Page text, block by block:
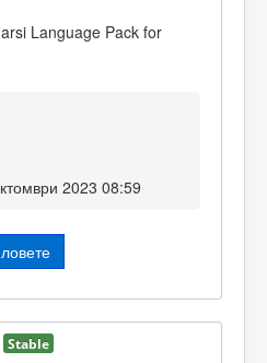
Language Pack for
2023 08:59
Stable